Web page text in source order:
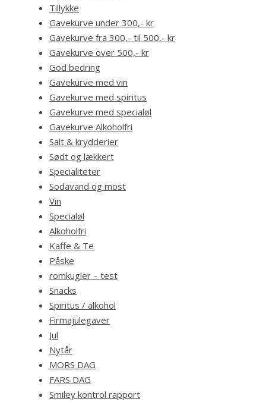
Tillykke
Gavekurve under 300,- kr
Gavekurve fra 300,- til 500,- kr
Gavekurve over 500,- kr
God bedring
Gavekurve med vin
Gavekurve med spiritus
Gavekurve med specialøl
Gavekurve Alkoholfri
Salt & krydderier
Sødt og lækkert
Specialiteter
Sodavand og most
Vin
Specialøl
Alkoholfri
Kaffe & Te
Påske
romkugler – test
Snacks
Spiritus / alkohol
Firmajulegaver
Jul
Nytår
MORS DAG
FARS DAG
Smiley kontrol rapport